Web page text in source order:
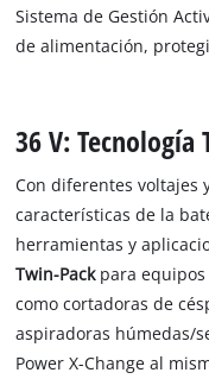
Sistema de Gestión
de alimentación,
36 V: Tecnología
Con diferentes voltajes
características de la
herramientas y
Twin-Packpara
como cortadoras de
aspiradoras húmedas/
Power X-Change al